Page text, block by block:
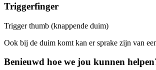
Triggerfinger
Trigger thumb (knappende duim)
Ook bij de duim komt kan er sprake zijn van
Benieuwd hoe we jou kunnen